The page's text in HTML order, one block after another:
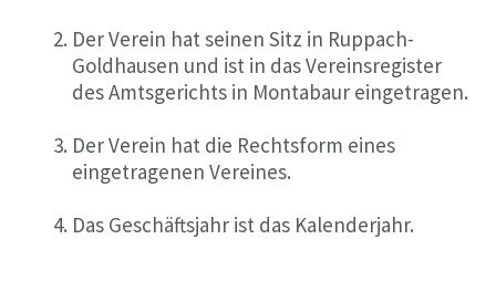
Der Verein hat seinen Sitz in Ruppach-
Goldhausen und ist in das Vereinsregister
des Amtsgerichts in Montabaur eingetragen.
Der Verein hat die Rechtsform eines
eingetragenen Vereines.
Das Geschäftsjahr ist das Kalenderjahr.